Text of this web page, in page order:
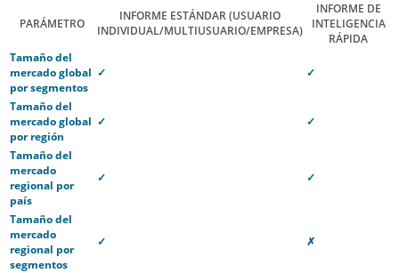
PARÁMETRO
INFORME ESTÁNDAR(USUARIO
INDIVIDUAL/MULTIUSUARIO/EMPRESA)
INFORME DE
INTELIGENCIA
RÁPIDA
Tamaño del
mercado global
por segmentos
✓ ✓
Tamaño del
mercado global
por región
✓ ✓
Tamaño del
mercado
regional por
país
✓ ✓
Tamaño del
mercado
regional por
segmentos
✓ ✗